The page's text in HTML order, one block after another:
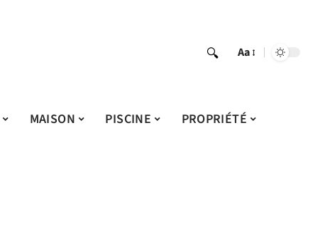
Aa
MAISON PISCINE PROPRIÉTÉ